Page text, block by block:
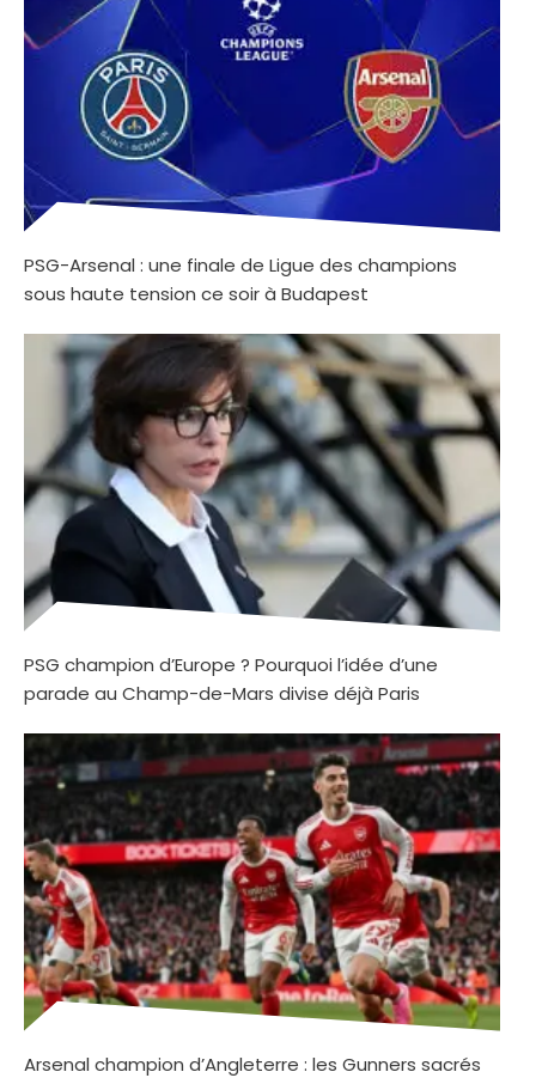
PSG-Arsenal : une finale de Ligue des champions
sous haute tension ce soir à Budapest
PSG champion d’Europe ? Pourquoi l’idée d’une
parade au Champ-de-Mars divise déjà Paris
Arsenal champion d’Angleterre : les Gunners sacrés